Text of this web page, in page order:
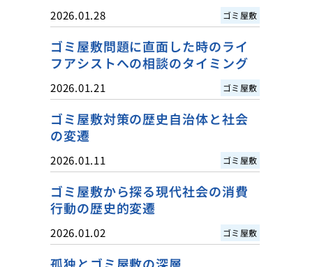
2026.01.28 ゴミ屋敷
ゴミ屋敷問題に直面した時のライ
フアシストへの相談のタイミング
2026.01.21 ゴミ屋敷
ゴミ屋敷対策の歴史自治体と社会
の変遷
2026.01.11 ゴミ屋敷
ゴミ屋敷から探る現代社会の消費
行動の歴史的変遷
2026.01.02 ゴミ屋敷